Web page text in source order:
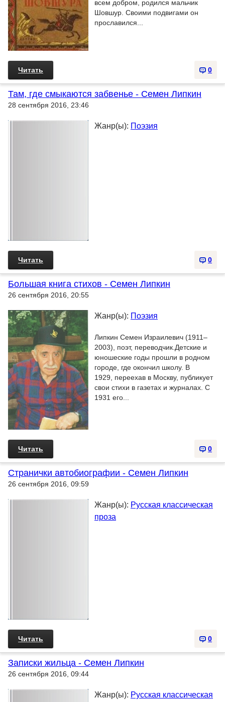
всем добром, родился мальчик
Шовшур. Своими подвигами он
прославился...
0
Читать
Там, где смыкаются забвенье - Семен Липкин
28 сентября 2016, 23:46
Жанр(ы): Поэзия
0
Читать
Большая книга стихов - Семен Липкин
26 сентября 2016, 20:55
Жанр(ы): Поэзия
Липкин Семен Израилевич (1911–
2003), поэт, переводчик.Детские и
юношеские годы прошли в родном
городе, где окончил школу. В
1929, переехав в Москву, публикует
свои стихи в газетах и журналах. С
1931 его...
0
Читать
Странички автобиографии - Семен Липкин
26 сентября 2016, 09:59
Жанр(ы): Русская классическая
проза
0
Читать
Записки жильца - Семен Липкин
26 сентября 2016, 09:44
Жанр(ы): Русская классическая